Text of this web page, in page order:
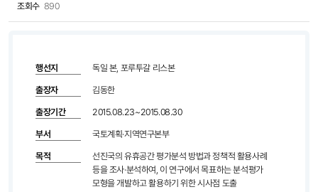
조회수 890
행선지 독일 본, 포루투갈 리스본
출장자 김동한
출장기간 2015.08.23~2015.08.30
부서 국토계획·지역연구본부
목적
선진국의 유휴공간 평가분석 방법과 정책적 활용사례
등을 조사·분석하여, 이 연구에서 목표하는 분석평가
모형을 개발하고 활용하기 위한 시사점 도출